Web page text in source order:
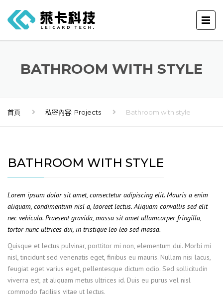
BATHROOM WITH STYLE
首頁 私密內容: Projects Bathroom with style
BATHROOM WITH STYLE
Lorem ipsum dolor sit amet, consectetur adipiscing elit. Mauris a enim
aliquam, condimentum nisl a, laoreet lectus. Aliquam convallis sed elit
nec vehicula. Praesent gravida, massa sit amet ullamcorper fringilla,
tortor nunc ultrices dui, in tristique leo leo sed massa.
Quisque et lectus pulvinar, porttitor mi non, elementum dui. Morbi mi
nisl, tincidunt sed venenatis eget, finibus eu mauris. Nullam nisi lacus,
feugiat eget varius eget, pellentesque dictum odio. Sed sollicitudin
viverra est, at aliquam metus ultrices id. Duis eu purus vel nisl
commodo facilisis vitae ut lectus.